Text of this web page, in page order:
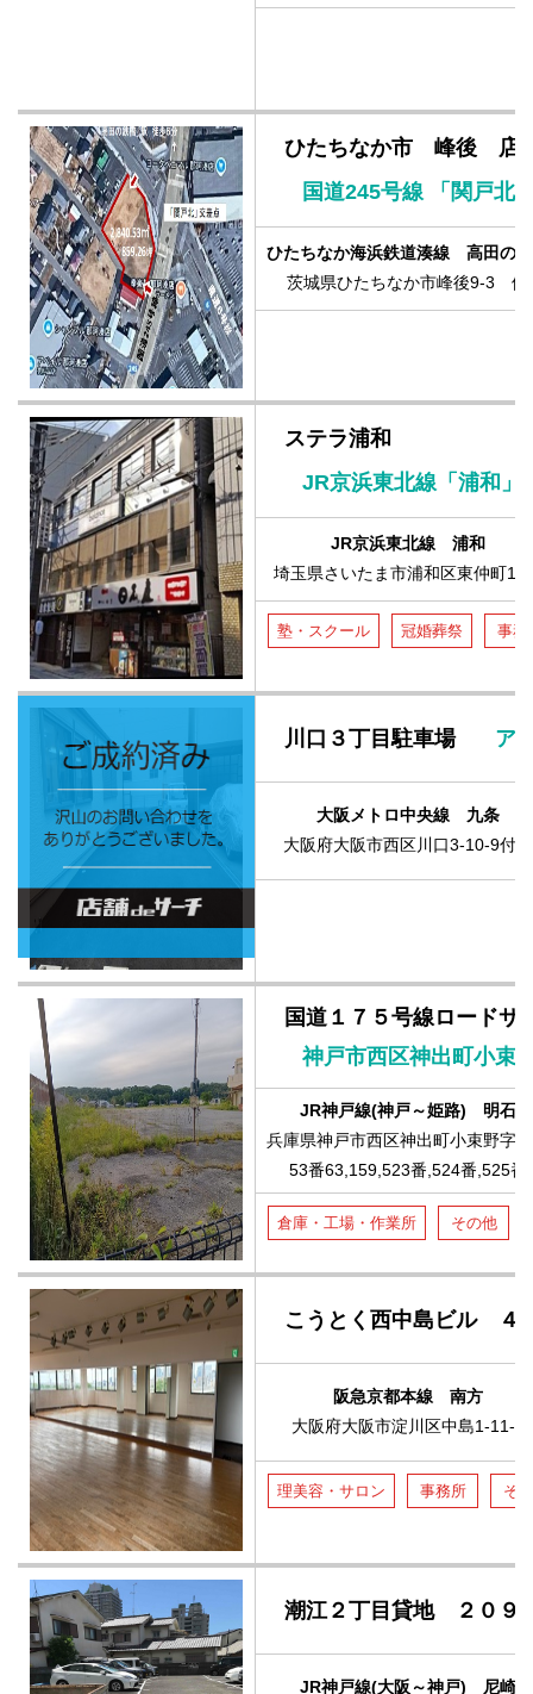
ひたちなか市 峰後 店
国道245号線 「関戸北
ひたちなか海浜鉄道湊線 高田の
茨城県ひたちなか市峰後9-3 他
ステラ浦和
JR京浜東北線「浦和
JR京浜東北線 浦和
埼玉県さいたま市浦和区東仲町
塾・スクール 冠婚葬祭 事務
川口３丁目駐車場 ア
大阪メトロ中央線 九条
大阪府大阪市西区川口3-10-9付近
国道１７５号線ロードサ
JR神戸線(神戸～姫路) 明石
兵庫県神戸市西区神出町小束野字
53番63,159,523番,524番,525番
倉庫・工場・作業所 その他
こうとく西中島ビル ４
阪急京都本線 南方
大阪府大阪市淀川区中島1-11-9
理美容・サロン 事務所 そ
潮江２丁目貸地 ２０９
JR神戸線(大阪～神戸) 尼崎